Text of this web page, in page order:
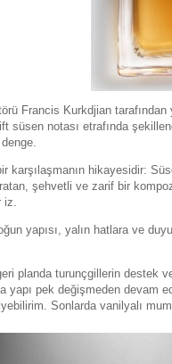
Francis Kurkdjian
süsen notası etrafında
karşılaşmanın hikayesidir:
şehvetli ve zarif bir
iz.
yapısı, yalın hatlara ve
planda turunçgillerin destek
yapı pek değişmeden devam
Sonlarda vanilyalı